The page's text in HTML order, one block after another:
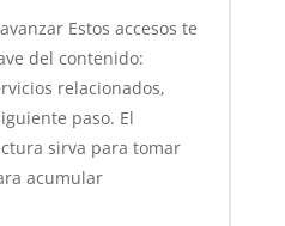
Estos accesos te
del contenido:
relacionados,
paso. El
sirva para tomar
acumular